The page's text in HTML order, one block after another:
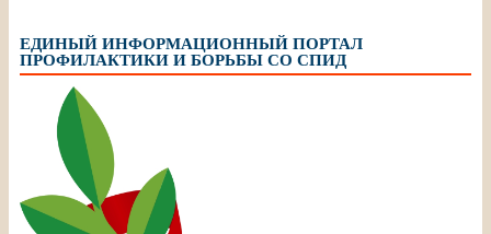
ЕДИНЫЙ ИНФОРМАЦИОННЫЙ ПОРТАЛ
ПРОФИЛАКТИКИ И БОРЬБЫ СО СПИД